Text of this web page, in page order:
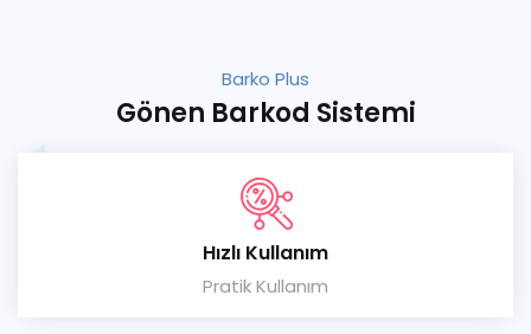
Barko Plus
Gönen Barkod Sistemi
Hızlı Kullanım
Pratik Kullanım